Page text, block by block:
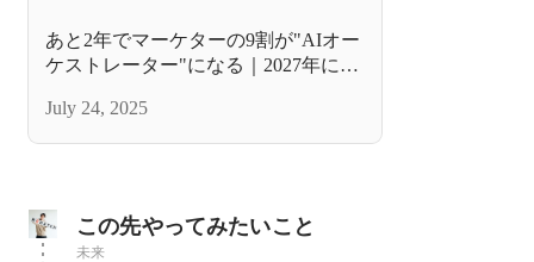
あと2年でマーケターの9割が"AIオー
ケストレーター"になる｜2027年に乗
リアとは
July 24, 2025
この先やってみたいこと
未来